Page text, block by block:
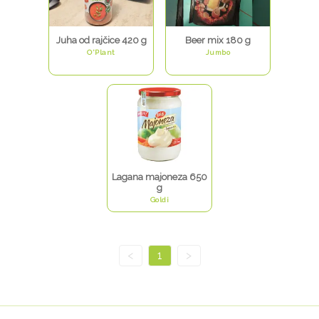
Juha od rajčice 420 g
O'Plant
Beer mix 180 g
Jumbo
Lagana majoneza 650
g
Goldi
< 1 >